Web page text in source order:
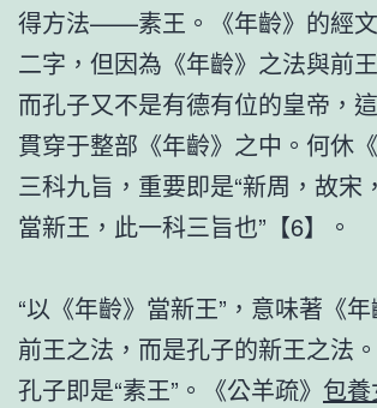
得方法——素王。《年齡》的經文
二字，但因為《年齡》之法與前
而孔子又不是有德有位的皇帝，
貫穿于整部《年齡》之中。何休
三科九旨，重要即是“新周，故宋
當新王，此一科三旨也”【6】。
“以《年齡》當新王”，意味著《
前王之法，而是孔子的新王之法
孔子即是“素王”。《公羊疏》 包